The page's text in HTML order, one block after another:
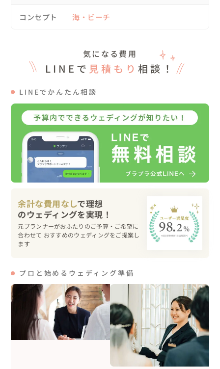
どこでも着替えられるようにお着替えよう簡易テントを持
横河渓谷へ続く杉林。花粉症を恐れていた新郎様も全く大
丈夫でした^^不思議です。。。
渓谷では迫力ある巨石との撮影。美しく流れる渓谷の水、
流れる水音。毎回癒されます^^
お二人もマイナスイオンたっぷりいただいていました^^
最後のロケ地「いなか浜」へ夕日の時間が迫っていたため
早足で向かいます。
この日はとても素敵な夕日が待っていてくれました。
し肌寒く寒さと闘いながら頑張ってくださいました。
夕食の予約の取れるお店を探しながら帰路につきました。
翌朝には鹿児島経由で帰られるとのことでしたので、屋久
短い時間でたくさん撮影できて、お二人も大満足されてい
らっしゃいました^^
またゆっくり遊びに来てくださいね^^
今回も衣装・ブーケ・アクセサリー等もこちらで準備させ
（持ち込み衣装での撮影もお引き受けいたしております^^
コンセプト 海・ビーチ
気になる費用
LINEで 見積もり 相談！
LINEでかんたん相談
余計な費用なしで理想
元プランナーがおふたりのご予算・ご希望に
合わせて おすすめのウェディングをご提案し
ます
プロと始めるウェディング準備